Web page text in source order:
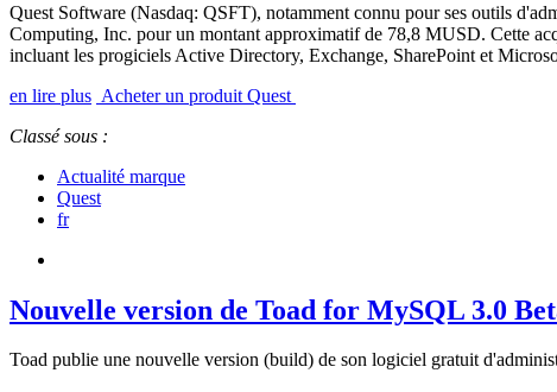
Quest Software (Nasdaq: QSFT), notamment connu pour ses outils
Computing, Inc. pour un montant approximatif de 78,8 MUSD. Cette
incluant les progiciels Active Directory, Exchange, SharePoint et
en lire plus Acheter un produit Quest
Classé sous :
Actualité marque
Quest
fr
Nouvelle version de Toad for MySQL 3.0
Toad publie une nouvelle version (build) de son logiciel gratuit